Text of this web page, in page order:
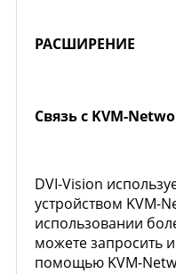
РАСШИРЕНИЕ
Связь с KVM-
DVI-Vision
устройством KVM-
использовании
можете запросить
помощью KVM-